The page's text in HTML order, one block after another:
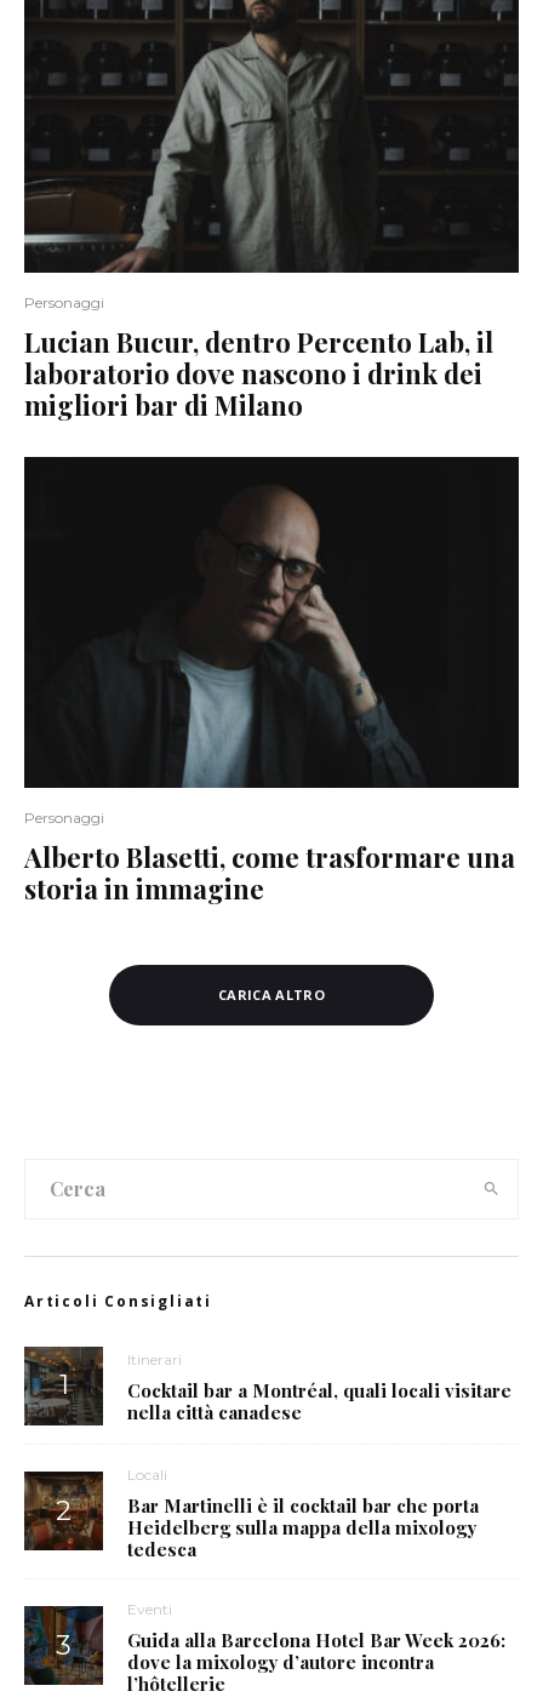
Personaggi
Lucian Bucur, dentro Percento Lab, il
laboratorio dove nascono i drink dei
migliori bar di Milano
Personaggi
Alberto Blasetti, come trasformare una
storia in immagine
CARICA ALTRO
Articoli Consigliati
Itinerari
Cocktail bar a Montréal, quali locali visitare
nella città canadese
Locali
Bar Martinelli è il cocktail bar che porta
Heidelberg sulla mappa della mixology
tedesca
Eventi
Guida alla Barcelona Hotel Bar Week 2026:
dove la mixology d’autore incontra
l’hôtellerie